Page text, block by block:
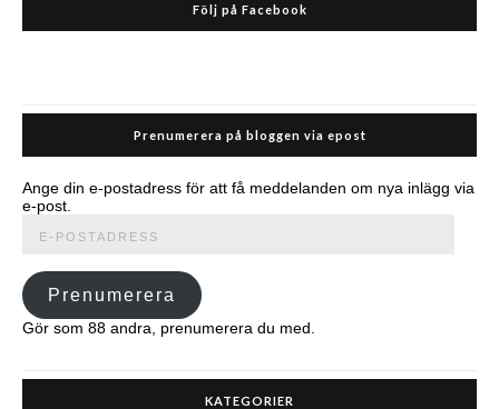
Följ på Facebook
Prenumerera på bloggen via epost
Ange din e-postadress för att få meddelanden om nya inlägg via
e-post.
postadress
Prenumerera
Gör som 88 andra, prenumerera du med.
KATEGORIER